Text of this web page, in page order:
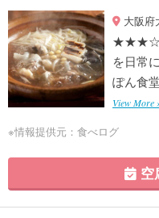
大阪府
を日常
ぽん食
View More
※情報提供元：食べログ
空